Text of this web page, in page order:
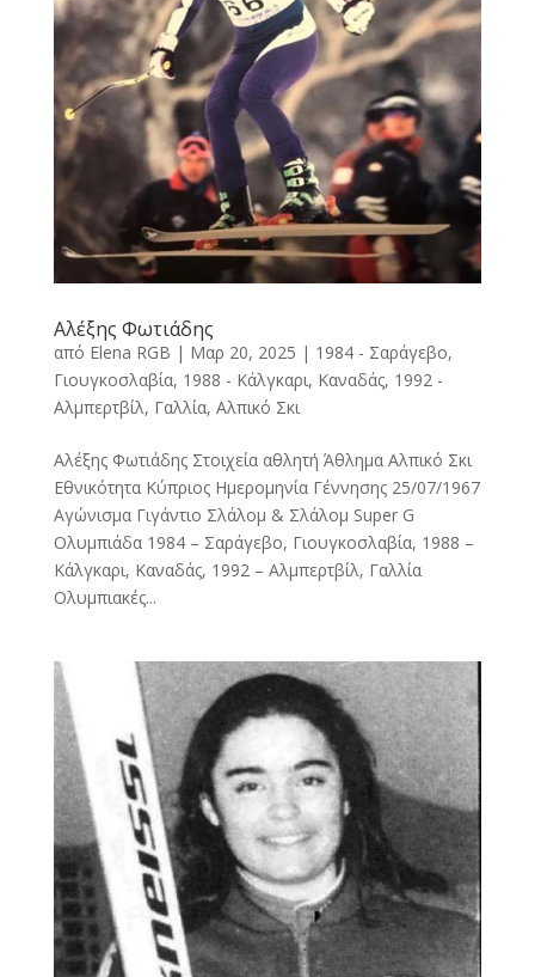
Αλέξης Φωτιάδης
από Elena RGB | Μαρ 20, 2025 | 1984 - Σαράγεβο,
Γιουγκοσλαβία, 1988 - Κάλγκαρι, Καναδάς, 1992 -
Αλμπερτβίλ, Γαλλία, Αλπικό Σκι
Αλέξης Φωτιάδης Στοιχεία αθλητή Άθλημα Αλπικό Σκι
Εθνικότητα Κύπριος Ημερομηνία Γέννησης 25/07/1967
Αγώνισμα Γιγάντιο Σλάλομ & Σλάλομ Super G
Ολυμπιάδα 1984 – Σαράγεβο, Γιουγκοσλαβία, 1988 –
Κάλγκαρι, Καναδάς, 1992 – Αλμπερτβίλ, Γαλλία
Ολυμπιακές...